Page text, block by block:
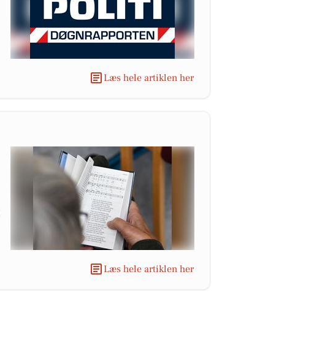
Læs hele artiklen her
Læs hele artiklen her